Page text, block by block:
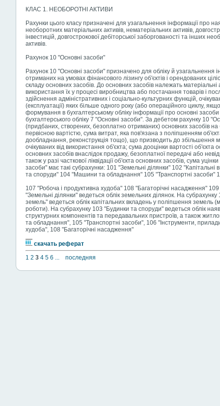
КЛАС 1. НЕОБОРОТНІ АКТИВИ
Рахунки цього класу призначені для узагальнення інформації про
необоротних матеріальних активів, нематеріальних активів,
інвестицій, довгострокової дебіторської заборгованості та інших
активів.
Рахунок 10 "Основні засоби"
Рахунок 10 "Основні засоби" призначено для обліку й узагальнення
отриманих на умовах фінансового лізингу об'єктів і орендованих
складу основних засобів. До основних засобів належать
використання їх у процесі виробництва або постачання товарів і
здійснення адміністративних і соціально-культурних функцій,
(експлуатації) яких більше одного року (або операційного циклу,
формування в бухгалтерському обліку інформації про основні
бухгалтерського обліку 7 "Основні засоби". За дебетом рахунку 10
(придбаних, створених, безоплатно отриманих) основних засобів на
первісною вартістю, сума витрат, яка пов'язана з поліпшенням
дообладнання, реконструкція тощо), що призводить до збільшення
очікуваних від використання об'єкта; сума дооцінки вартості
основних засобів внаслідок продажу, безоплатної передачі або
також у разі часткової ліквідації об'єкта основних засобів, сума
засоби" має такі субрахунки: 101 "Земельні ділянки" 102
та споруди" 104 "Машини та обладнання" 105 "Транспортні засоби"
107 "Робоча і продуктивна худоба" 108 "Багаторічні насадження"
"Земельні ділянки" ведеться облік земельних ділянок. На
земель" ведеться облік капітальних вкладень у поліпшення земель
роботи). На субрахунку 103 "Будинки та споруди" ведеться облік
структурних компонентів та передавальних пристроїв, а також
та обладнання", 105 "Транспортні засоби", 106 "Інструменти,
худоба", 108 "Багаторічні насадження"
скачать реферат
1 2 3 4 5 6 ... последняя